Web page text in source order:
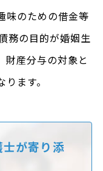
味のための借金等
務の目的が婚姻生
財産分与の対象と
ます。
士が寄り添